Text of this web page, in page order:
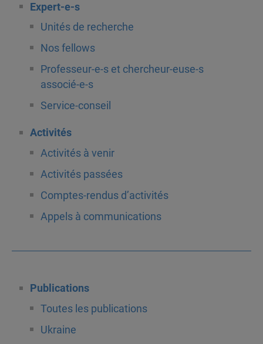
Expert-e-s
Unités de recherche
Nos fellows
Professeur-e-s et chercheur-euse-s
associé-e-s
Service-conseil
Activités
Activités à venir
Activités passées
Comptes-rendus d’activités
Appels à communications
Publications
Toutes les publications
Ukraine